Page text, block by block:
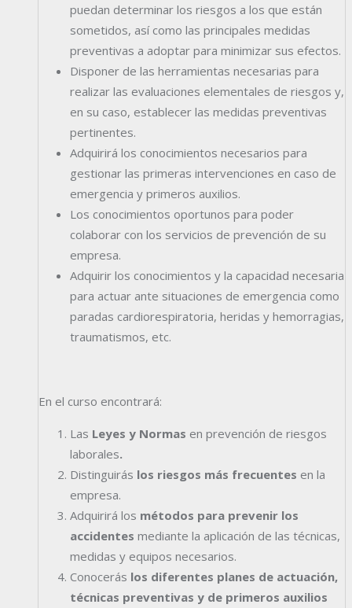
puedan determinar los riesgos a los que están
sometidos, así como las principales medidas
preventivas a adoptar para minimizar sus efectos.
Disponer de las herramientas necesarias para
realizar las evaluaciones elementales de riesgos y,
en su caso, establecer las medidas preventivas
pertinentes.
Adquirirá los conocimientos necesarios para
gestionar las primeras intervenciones en caso de
emergencia y primeros auxilios.
Los conocimientos oportunos para poder
colaborar con los servicios de prevención de su
empresa.
Adquirir los conocimientos y la capacidad necesaria
para actuar ante situaciones de emergencia como
paradas cardiorespiratoria, heridas y hemorragias,
traumatismos, etc.
En el curso encontrará:
Las Leyes y Normas en prevención de riesgos
laborales.
Distinguirás los riesgos más frecuentes en la
empresa.
Adquirirá los métodos para prevenir los
accidentes mediante la aplicación de las técnicas,
medidas y equipos necesarios.
Conocerás los diferentes planes de actuación,
técnicas preventivas y de primeros auxilios